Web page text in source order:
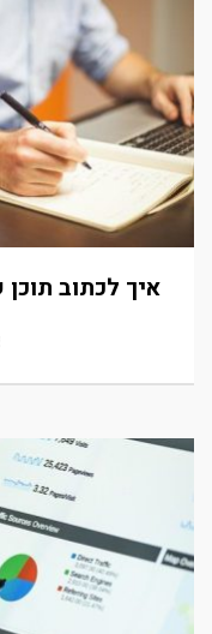
איך לכתוב